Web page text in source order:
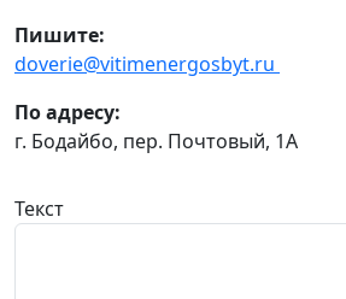
Пишите:
doverie@vitimenergosbyt.ru
По адресу:
г. Бодайбо, пер. Почтовый, 1А
Текст